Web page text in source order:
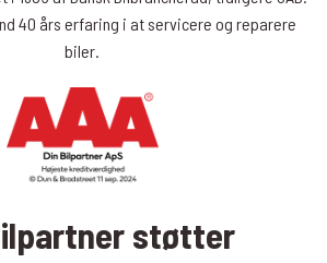
40 års erfaring i at servicere og reparere
biler.
støtter